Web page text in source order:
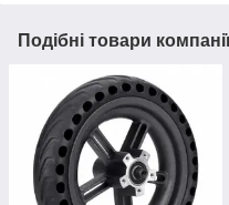
Подібні товари